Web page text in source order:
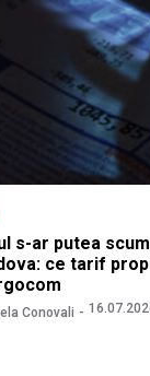
s-ar putea
ce tarif
Conovali